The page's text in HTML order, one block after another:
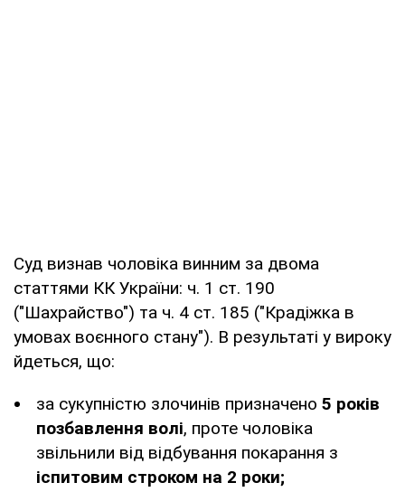
Суд визнав чоловіка винним за двома
статтями КК України: ч. 1 ст. 190
("Шахрайство") та ч. 4 ст. 185 ("Крадіжка в
умовах воєнного стану"). В результаті у вироку
йдеться, що:
за сукупністю злочинів призначено 5 років
позбавлення волі, проте чоловіка
звільнили від відбування покарання з
іспитовим строком на 2 роки;